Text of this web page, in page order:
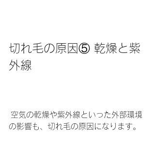
切れ毛の原因⑤ 乾燥と紫
外線
空気の乾燥や紫外線といった外部環境
の影響も、切れ毛の原因になります。